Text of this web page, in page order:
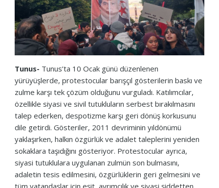
Tunus- Tunus’ta 10 Ocak günü düzenlenen
yürüyüşlerde, protestocular barışçıl gösterilerin baskı ve
zulme karşı tek çözüm olduğunu vurguladı. Katılımcılar,
özellikle siyasi ve sivil tutukluların serbest bırakılmasını
talep ederken, despotizme karşı geri dönüş korkusunu
dile getirdi. Gösteriler, 2011 devriminin yıldönümü
yaklaşırken, halkın özgürlük ve adalet taleplerini yeniden
sokaklara taşıdığını gösteriyor. Protestocular ayrıca,
siyasi tutuklulara uygulanan zulmün son bulmasını,
adaletin tesis edilmesini, özgürlüklerin geri gelmesini ve
tüm vatandaşlar için eşit, ayrımcılık ve siyasi şiddetten